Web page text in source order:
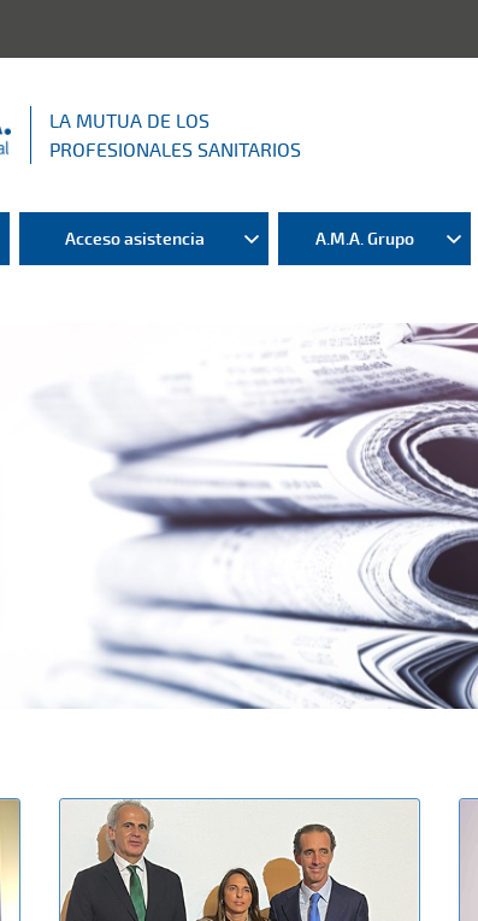
LA MUTUA DE LOS
PROFESIONALES SANITARIOS
Acceso asistencia A.M.A. Grupo